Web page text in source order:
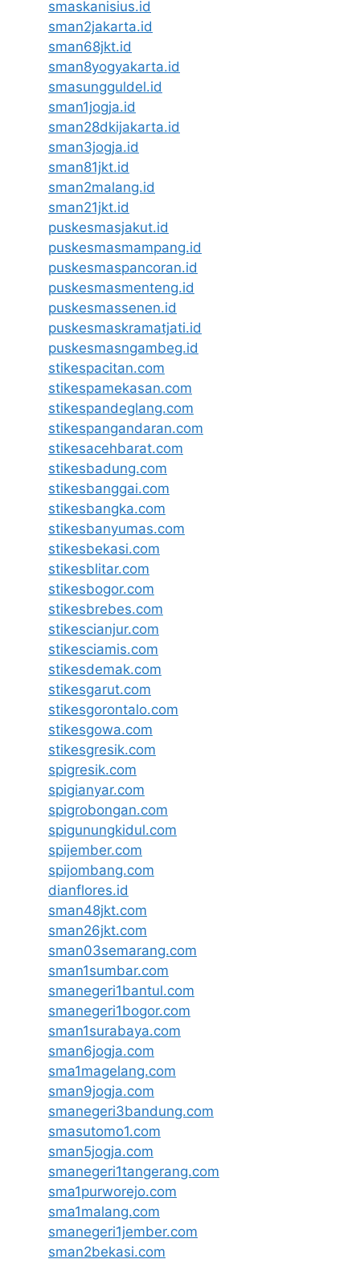
smaskanisius.id
sman2jakarta.id
sman68jkt.id
sman8yogyakarta.id
smasungguldel.id
sman1jogja.id
sman28dkijakarta.id
sman3jogja.id
sman81jkt.id
sman2malang.id
sman21jkt.id
puskesmasjakut.id
puskesmasmampang.id
puskesmaspancoran.id
puskesmasmenteng.id
puskesmassenen.id
puskesmaskramatjati.id
puskesmasngambeg.id
stikespacitan.com
stikespamekasan.com
stikespandeglang.com
stikespangandaran.com
stikesacehbarat.com
stikesbadung.com
stikesbanggai.com
stikesbangka.com
stikesbanyumas.com
stikesbekasi.com
stikesblitar.com
stikesbogor.com
stikesbrebes.com
stikescianjur.com
stikesciamis.com
stikesdemak.com
stikesgarut.com
stikesgorontalo.com
stikesgowa.com
stikesgresik.com
spigresik.com
spigianyar.com
spigrobongan.com
spigunungkidul.com
spijember.com
spijombang.com
dianflores.id
sman48jkt.com
sman26jkt.com
sman03semarang.com
sman1sumbar.com
smanegeri1bantul.com
smanegeri1bogor.com
sman1surabaya.com
sman6jogja.com
sma1magelang.com
sman9jogja.com
smanegeri3bandung.com
smasutomo1.com
sman5jogja.com
smanegeri1tangerang.com
sma1purworejo.com
sma1malang.com
smanegeri1jember.com
sman2bekasi.com